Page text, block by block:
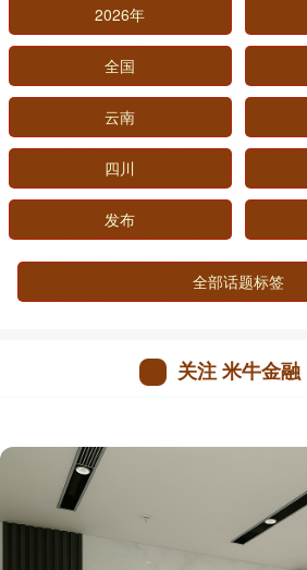
2026年
全国
云南
四川
发布
全部话题标签
关注 米牛金融